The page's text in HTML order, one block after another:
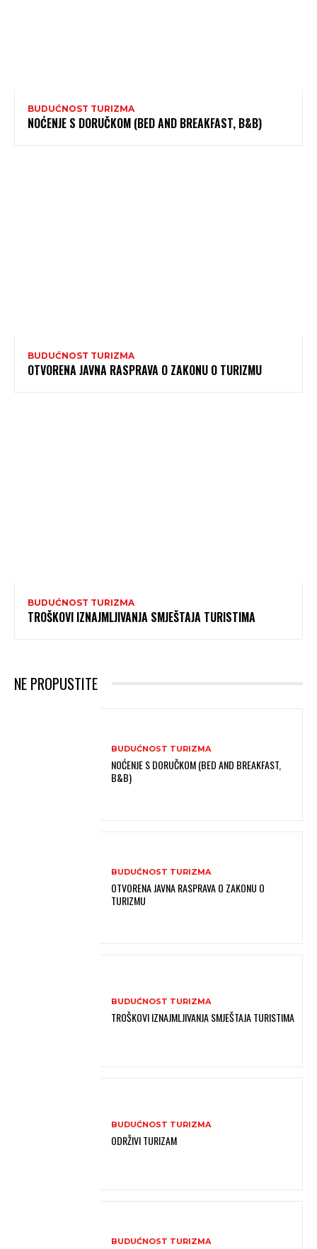
BUDUĆNOST TURIZMA
NOĆENJE S DORUČKOM (BED AND BREAKFAST, B&B)
BUDUĆNOST TURIZMA
OTVORENA JAVNA RASPRAVA O ZAKONU O TURIZMU
BUDUĆNOST TURIZMA
TROŠKOVI IZNAJMLJIVANJA SMJEŠTAJA TURISTIMA
NE PROPUSTITE
BUDUĆNOST TURIZMA
NOĆENJE S DORUČKOM (BED AND BREAKFAST,
B&B)
BUDUĆNOST TURIZMA
OTVORENA JAVNA RASPRAVA O ZAKONU O
TURIZMU
BUDUĆNOST TURIZMA
TROŠKOVI IZNAJMLJIVANJA SMJEŠTAJA TURISTIMA
BUDUĆNOST TURIZMA
ODRŽIVI TURIZAM
BUDUĆNOST TURIZMA